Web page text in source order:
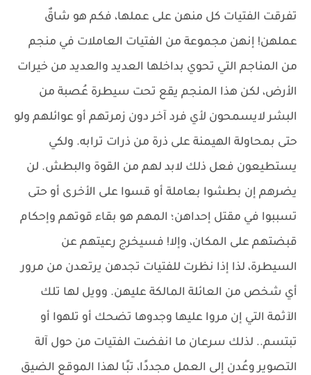
تفرقت الفتيات كل منهن على عملها، فكم هو شاقٌ
عملهن! إنهن مجموعة من الفتيات العاملات في منجم
من المناجم التي تحوي بداخلها العديد والعديد من خيرات
الأرض، لكن هذا المنجم يقع تحت سيطرة عُصبة من
البشر لايسمحون لأي فرد آخر دون زمرتهم أو عوائلهم ولو
حتى بمحاولة الهيمنة على ذرة من ذرات ترابه. ولكي
يستطيعون فعل ذلك لابد لهم من القوة والبطش. لن
يضرهم إن بطشوا بعاملة أو قسوا على الأخرى أو حتى
تسببوا في مقتل إحداهن؛ المهم هو بقاء قوتهم وإحكام
قبضتهم على المكان، وإلا! فسيخرج رعيتهم عن
السيطرة، لذا إذا نظرت للفتيات تجدهن يرتعدن من مرور
أي شخص من العائلة المالكة عليهن. وويل لها تلك
الآثمة التي إن مروا عليها وجدوها تضحك أو تلهوا أو
تبتسم.. لذلك سرعان ما انفضت الفتيات من حول آلة
التصوير وعُدن إلى العمل مجددًا، تبًا لهذا الموقع الضيق